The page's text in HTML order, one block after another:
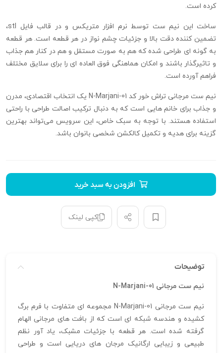
کرده است.
ساخت این نیم ست توسط نرم‌ افزار متریکس و در قالب فایل stl،
تضمین‌ کننده دقت بالا و جزئیات چشم‌ نواز در هر قطعه است. هر قطعه
به گونه‌ ای طراحی شده که هم به صورت مستقل و هم در کنار هم جذاب
و تاثیرگذار باشند و امکان هماهنگی فوق‌ العاده‌ ای را برای سلایق مختلف
فراهم آورده است.
نیم ست مرجانی تراش خور کد N-Marjani-01 یک انتخاب اقتصادی، مدرن
و جذاب برای خانم‌ هایی است که به دنبال ترکیب اصالت طراحی با راحتی
استفاده هستند. با توجه به سبک خاص، این سرویس می‌تواند بهترین
گزینه برای هدیه و تکمیل کالکشن شخصی بانوان باشد.
افزودن به سبد خرید
کپی لینک
توضیحات
نیم ست مرجانی N-Marjani-01
نیم ست مرجانی N-Marjani-01 مجموعه‌ ای متفاوت با فرم برگ
کشیده و هندسه شبکه‌ ای است که از بافت‌ های مرجانی الهام
گرفته شده است. هر قطعه با جزئیات مشبک، یاد آور نظم
طبیعی و زیبایی ارگانیک مرجان‌ های دریایی است و طراحی